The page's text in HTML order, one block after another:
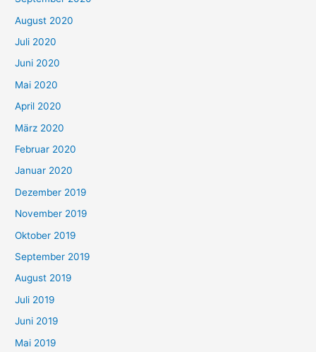
August 2020
Juli 2020
Juni 2020
Mai 2020
April 2020
März 2020
Februar 2020
Januar 2020
Dezember 2019
November 2019
Oktober 2019
September 2019
August 2019
Juli 2019
Juni 2019
Mai 2019